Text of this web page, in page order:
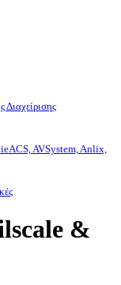
AVSystem, Anlix,
&